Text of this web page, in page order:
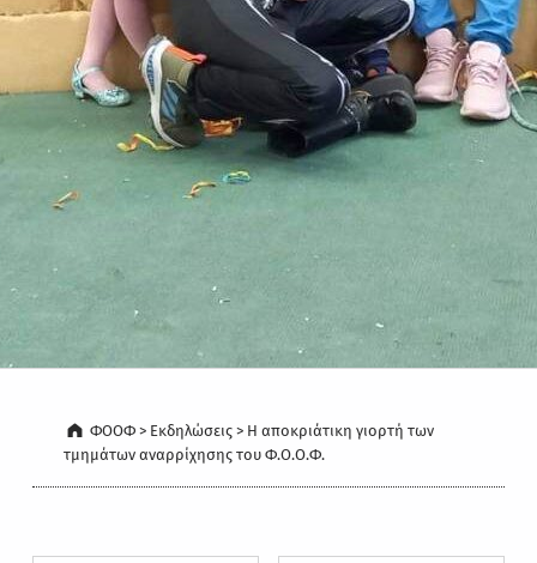
ΦΟΟΦ > Εκδηλώσεις > Η αποκριάτικη γιορτή των
τμημάτων αναρρίχησης του Φ.Ο.Ο.Φ.